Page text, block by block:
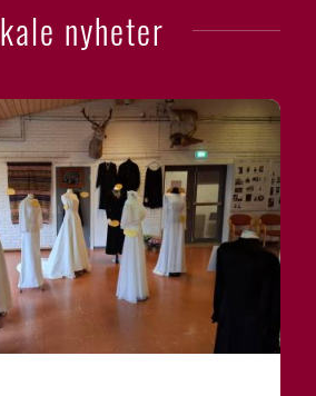
nyheter